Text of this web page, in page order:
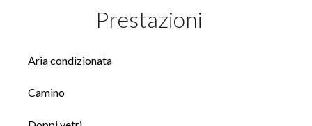
Prestazioni
Aria condizionata
Camino